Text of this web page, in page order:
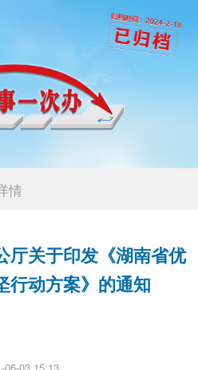
情
厅关于印发《湖南省优
行动方案》的通知